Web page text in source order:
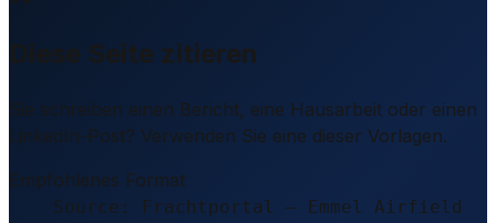
Diese Seite zitieren
Sie schreiben einen Bericht, eine Hausarbeit oder einen
LinkedIn-Post? Verwenden Sie eine dieser Vorlagen.
Empfohlenes Format
Source: Frachtportal – Emmel Airfield